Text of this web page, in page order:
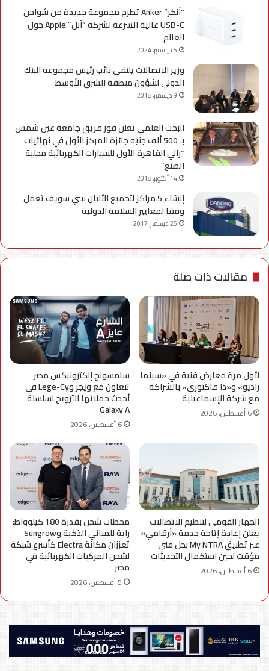
“آنكر” Anker تطرح مجموعة جديدة من شواحن
USB-C عالية السرعة لشركة “آبل” Apple حول
العالم
5 ديسمبر، 2024
وزير الاتصالات يلتقي نائب رئيس مجموعة البنك
الدولي لشؤون منطقة الشرق الأوسط
9 ديسمبر، 2018
البحث العلمي تعلن فوز فريق جامعة عين شمس
بـ 500 ألف جنيه جائزة المركز الأول في نهائيات
“رالي القاهرة الأول للسيارات الكهربائية محلية
الصنع”
14 أكتوبر، 2018
إنشاء 5 مراكز لتجميع الألبان ببني سويف تعمل
وفقا لمعايير السلامة الدولية
25 ديسمبر، 2017
مقالات ذات صلة
لأول مرة معارض فنية في «سينما
راديو» و«ذا فاكتوري» بالشراكة
مع شركة الإسماعيلية
6 أغسطس، 2026
سامسونج إلكترونيكس مصر
تتعاون مع ويجز وLege-Cy في
أحدث حملاتها للترويج لسلسلة
Galaxy A
6 أغسطس، 2026
الجهاز القومي لتنظيم الاتصالات
يعلن إعادة إتاحة خدمة «أرقامي»
عبر تطبيق My NTRA بحل فني
مؤقت لحين استكمال التحديثات
6 أغسطس، 2026
محطات شحن بقدرة 180 كيلوواط:
راية للمباني الذكية وSungrow
تعززان مكانة Electra كأسرع شبكة
لشحن المركبات الكهربائية في
مصر
5 أغسطس، 2026